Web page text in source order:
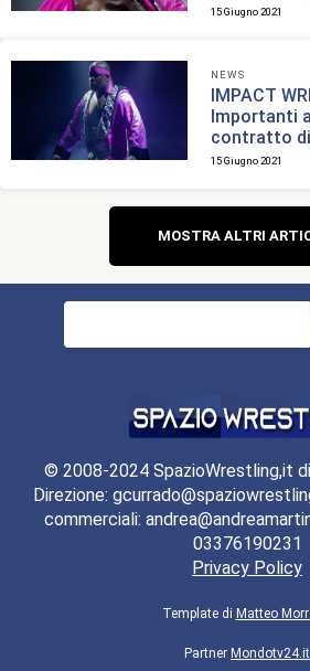
15 Giugno 2021
NEWS
IMPACT
Importanti
contratto di
15 Giugno 2021
Navigazione
articoli
MOSTRA ALTRI
© 2008-2024 SpazioWrestling,it
Direzione:
commerciali:
03376190231
Privacy Policy
Template di Matteo
Partner Mondotv24.it